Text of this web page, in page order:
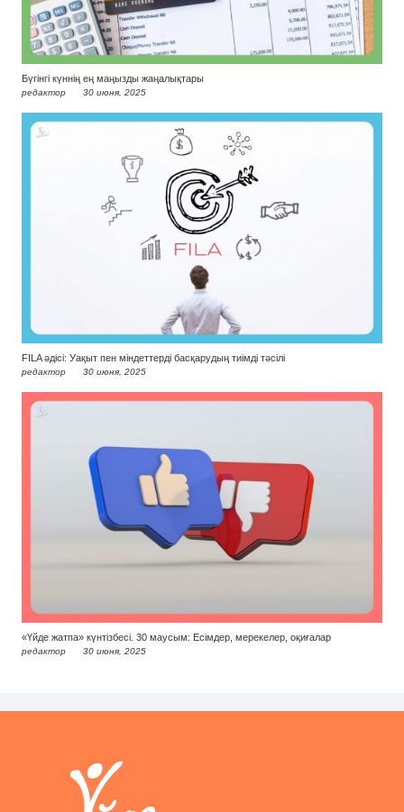
Бүгінгі күннің ең маңызды жаңалықтары
редактор 30 июня, 2025
FILA әдісі: Уақыт пен міндеттерді басқарудың тиімді тәсілі
редактор 30 июня, 2025
«Үйде жатпа» күнтізбесі. 30 маусым: Есімдер, мерекелер, оқиғалар
редактор 30 июня, 2025